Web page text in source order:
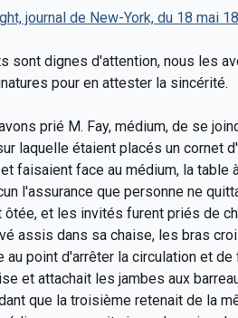
journal de New-York, du 18 mai
sont dignes d'attention, nous les
pour en attester la sincérité.
prié M. Fay, médium, de se
laquelle étaient placés un cornet
faisaient face au médium, la table
l'assurance que personne ne
ôtée, et les invités furent priés de
assis dans sa chaise, les bras
au point d'arrêter la circulation et
et attachait les jambes aux
que la troisième retenait de la